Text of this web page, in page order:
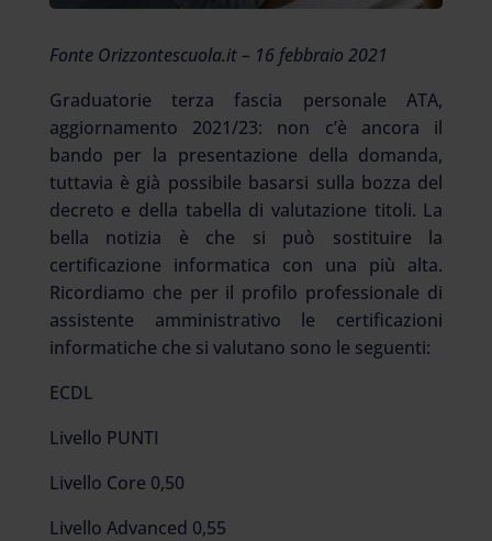
Fonte Orizzontescuola.it – 16 febbraio 2021
Graduatorie terza fascia personale ATA,
aggiornamento 2021/23: non c’è ancora il
bando per la presentazione della domanda,
tuttavia è già possibile basarsi sulla bozza del
decreto e della tabella di valutazione titoli. La
bella notizia è che si può sostituire la
certificazione informatica con una più alta.
Ricordiamo che per il profilo professionale di
assistente amministrativo le certificazioni
informatiche che si valutano sono le seguenti:
ECDL
Livello PUNTI
Livello Core 0,50
Livello Advanced 0,55